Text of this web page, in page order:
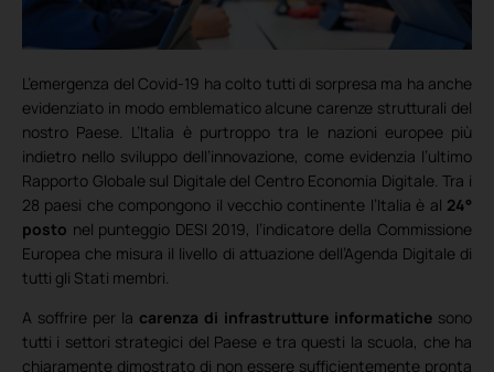
L’emergenza del Covid-19 ha colto tutti di sorpresa ma ha anche
evidenziato in modo emblematico alcune carenze strutturali del
nostro Paese. L’Italia è purtroppo tra le nazioni europee più
indietro nello sviluppo dell’innovazione, come evidenzia l’ultimo
Rapporto Globale sul Digitale del Centro Economia Digitale. Tra i
28 paesi che compongono il vecchio continente l’Italia è al 24°
posto nel punteggio DESI 2019, l’indicatore della Commissione
Europea che misura il livello di attuazione dell’Agenda Digitale di
tutti gli Stati membri.
A soffrire per la carenza di infrastrutture informatiche sono
tutti i settori strategici del Paese e tra questi la scuola, che ha
chiaramente dimostrato di non essere sufficientemente pronta